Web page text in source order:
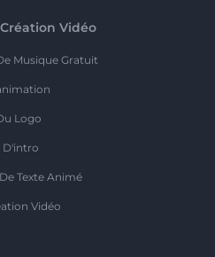
Vidéo
Musique Gratuit
Logo
D'intro
Texte Animé
Vidéo